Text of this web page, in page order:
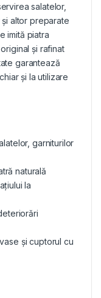
salatelor,
altor preparate
imită piatra
și rafinat
garantează
și la utilizare
garniturilor
naturală
la
și cuptorul cu